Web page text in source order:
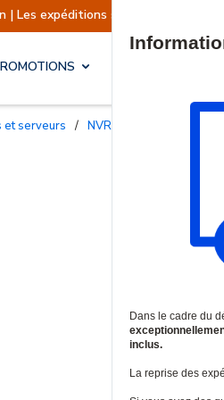
sont actuellement suspendues
et serveurs / NVRs